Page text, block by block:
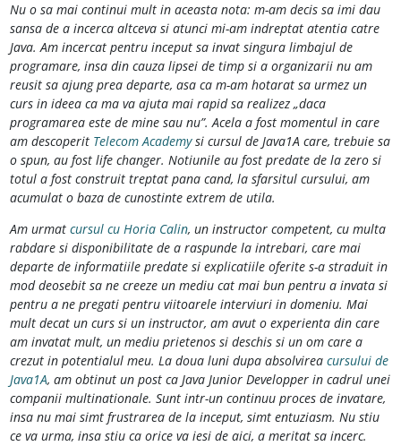
Nu o sa mai continui mult in aceasta nota: m-am decis sa imi dau
sansa de a incerca altceva si atunci mi-am indreptat atentia catre
Java. Am incercat pentru inceput sa invat singura limbajul de
programare, insa din cauza lipsei de timp si a organizarii nu am
reusit sa ajung prea departe, asa ca m-am hotarat sa urmez un
curs in ideea ca ma va ajuta mai rapid sa realizez „daca
programarea este de mine sau nu”. Acela a fost momentul in care
am descoperit Telecom Academysi cursul de Java1A care, trebuie sa
o spun, au fost life changer. Notiunile au fost predate de la zero si
totul a fost construit treptat pana cand, la sfarsitul cursului, am
acumulat o baza de cunostinte extrem de utila.
Am urmat cursul cu Horia Calin, un instructor competent, cu multa
rabdare si disponibilitate de a raspunde la intrebari, care mai
departe de informatiile predate si explicatiile oferite s-a straduit in
mod deosebit sa ne creeze un mediu cat mai bun pentru a invata si
pentru a ne pregati pentru viitoarele interviuri in domeniu. Mai
mult decat un curs si un instructor, am avut o experienta din care
am invatat mult, un mediu prietenos si deschis si un om care a
crezut in potentialul meu. La doua luni dupa absolvirea cursului de
Java1A, am obtinut un post ca Java Junior Developper in cadrul unei
companii multinationale. Sunt intr-un continuu proces de invatare,
insa nu mai simt frustrarea de la inceput, simt entuziasm. Nu stiu
ce va urma, insa stiu ca orice va iesi de aici, a meritat sa incerc.